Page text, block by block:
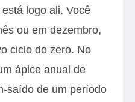
logo ali. Você
ou em dezembro,
ciclo do zero. No
ápice anual de
saído de um período